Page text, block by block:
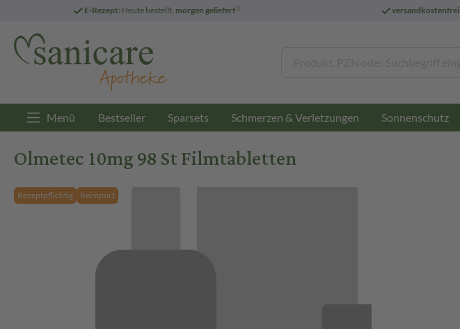
E-Rezept: Heute bestellt, morgen geliefert3 versandkostenfrei
Menü Bestseller Sparsets Schmerzen & Verletzungen Sonnenschutz
Olmetec 10mg 98 St Filmtabletten
Rezeptpflichtig Reimport